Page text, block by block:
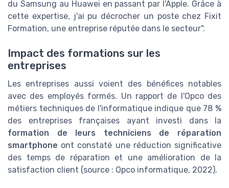
du Samsung au Huawei en passant par l'Apple. Grâce à
cette expertise, j'ai pu décrocher un poste chez Fixit
Formation, une entreprise réputée dans le secteur".
Impact des formations sur les
entreprises
Les entreprises aussi voient des bénéfices notables
avec des employés formés. Un rapport de l'Opco des
métiers techniques de l'informatique indique que 78 %
des entreprises françaises ayant investi dans la
formation de leurs techniciens de réparation
smartphone ont constaté une réduction significative
des temps de réparation et une amélioration de la
satisfaction client (source : Opco informatique, 2022).